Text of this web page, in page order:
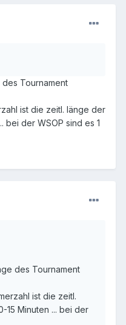
Tournament
ist die zeitl. länge der
bei der WSOP sind es 1
des Tournament
ist die zeitl.
15 Minuten ... bei der